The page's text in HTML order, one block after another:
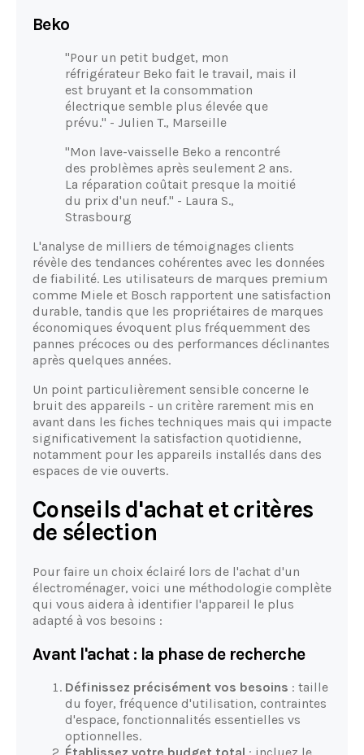
Beko
"Pour un petit budget, mon
réfrigérateur Beko fait le travail, mais il
est bruyant et la consommation
électrique semble plus élevée que
prévu." - Julien T., Marseille
"Mon lave-vaisselle Beko a rencontré
des problèmes après seulement 2 ans.
La réparation coûtait presque la moitié
du prix d'un neuf." - Laura S.,
Strasbourg
L'analyse de milliers de témoignages clients
révèle des tendances cohérentes avec les données
de fiabilité. Les utilisateurs de marques premium
comme Miele et Bosch rapportent une satisfaction
durable, tandis que les propriétaires de marques
économiques évoquent plus fréquemment des
pannes précoces ou des performances déclinantes
après quelques années.
Un point particulièrement sensible concerne le
bruit des appareils - un critère rarement mis en
avant dans les fiches techniques mais qui impacte
significativement la satisfaction quotidienne,
notamment pour les appareils installés dans des
espaces de vie ouverts.
Conseils d'achat et critères
de sélection
Pour faire un choix éclairé lors de l'achat d'un
électroménager, voici une méthodologie complète
qui vous aidera à identifier l'appareil le plus
adapté à vos besoins :
Avant l'achat : la phase de recherche
Définissez précisément vos besoins : taille
du foyer, fréquence d'utilisation, contraintes
d'espace, fonctionnalités essentielles vs
optionnelles.
Établissez votre budget total : incluez le